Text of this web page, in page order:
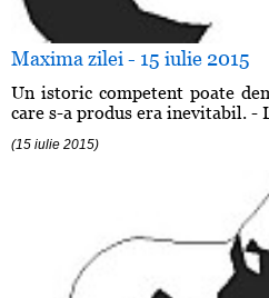
Maxima zilei - 15 iulie 2015
Un istoric competent poate
care s-a produs era inevitabil. -
(15 iulie 2015)